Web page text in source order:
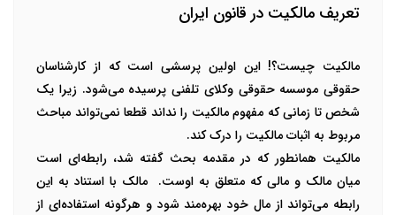
تعریف مالکیت در قانون ایران
مالکیت چیست؟! این اولین پرسشی است که از کارشناسان
حقوقی موسسه حقوقی وکلای تلفنی پرسیده می‌شود. زیرا یک
شخص تا زمانی که مفهوم مالکیت را نداند قطعا نمی‌تواند مباحث
مربوط به اثبات مالکیت را درک کند.
مالکیت همانطور که در مقدمه بحث گفته شد، رابطه‌ای است
میان مالک و مالی که متعلق به اوست. مالک با استناد به این
رابطه می‌تواند از مال خود بهره‌مند شود و هرگونه استفاده‌ای از